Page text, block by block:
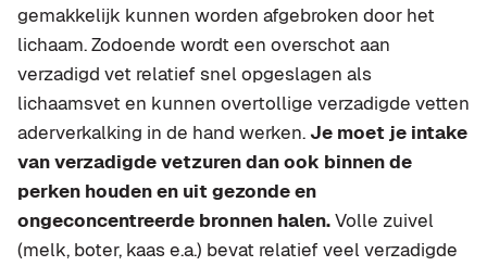
gemakkelijk kunnen worden afgebroken door het
lichaam. Zodoende wordt een overschot aan
verzadigd vet relatief snel opgeslagen als
lichaamsvet en kunnen overtollige verzadigde vetten
aderverkalking in de hand werken. Je moet je intake
van verzadigde vetzuren dan ook binnen de
perken houden en uit gezonde en
ongeconcentreerde bronnen halen.Volle zuivel
(melk, boter, kaas e.a.) bevat relatief veel verzadigde